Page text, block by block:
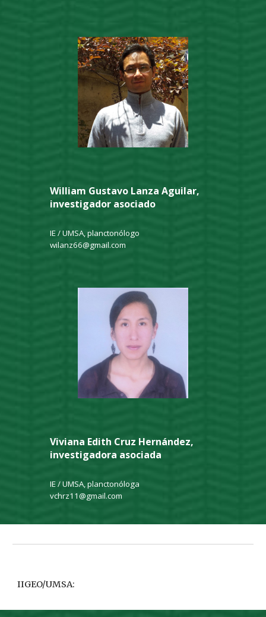
William Gustavo Lanza Aguilar,
investigador asociado
IE / UMSA, planctonólogo
wilanz66@gmail.com
Viviana Edith Cruz Hernández,
investigadora asociada
IE / UMSA, planctonóloga
vchrz11@gmail.com
IIGEO/UMSA: